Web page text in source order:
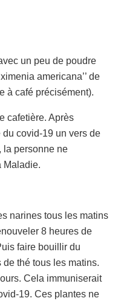
un peu de poudre
americana’’ de
à café précisément).
cafetière. Après
covid-19 un vers de
la personne ne
Maladie.
narines tous les matins
8 heures de
faire bouillir du
thé tous les matins.
Cela immuniserait
19. Ces plantes ne